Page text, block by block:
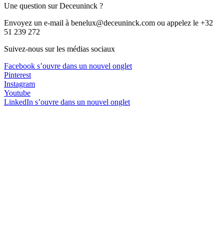
Une question sur Deceuninck ?
Envoyez un e-mail à benelux@deceuninck.com ou appelez le +32
51 239 272
Suivez-nous sur les médias sociaux
Facebook s’ouvre dans un nouvel onglet
Pinterest
Instagram
Youtube
LinkedIn s’ouvre dans un nouvel onglet